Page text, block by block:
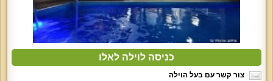
כניסה לוילה לאלו
צור קשר עם בעל הוילה